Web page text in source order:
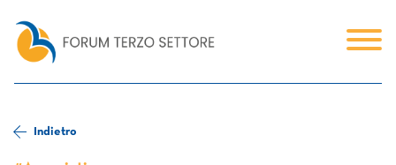
Indietro